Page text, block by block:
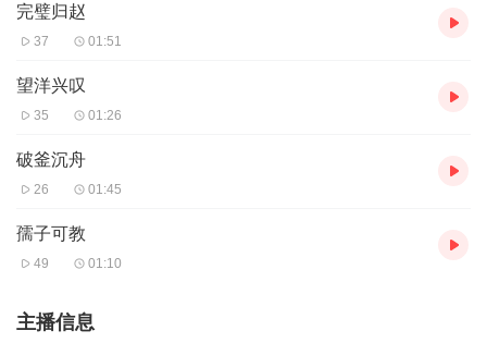
完璧归赵
37 01:51
望洋兴叹
35 01:26
破釜沉舟
26 01:45
孺子可教
49 01:10
主播信息